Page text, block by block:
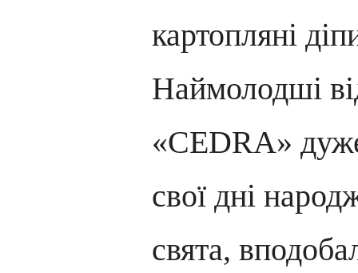
картопляні
Наймолодші
«CEDRA»
свої дні
свята,